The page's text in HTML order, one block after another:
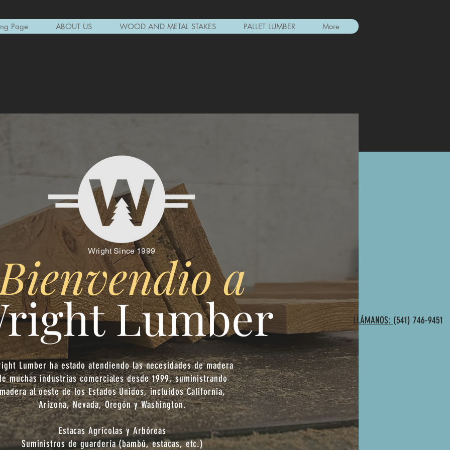
Page ABOUT US WOOD AND METAL STAKES PALLET LUMBER More
LLÁMANOS: (541) 746-9451
a
Lumber
Wright Since 1999
Lumber ha estado atendiendo las necesidades de madera
muchas industrias comerciales desde 1999, suministrando
al oeste de los Estados Unidos, incluidos California,
Arizona, Nevada, Oregón y Washington.
Estacas Agrícolas y Arbóreas
Suministros de guardería (bambú, estacas, etc.)